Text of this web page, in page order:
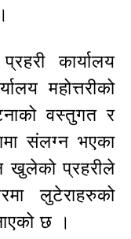
कार्यालय
महोत्तरीको
वस्तुगत र
संलग्न भएका
खुलेको प्रहरीले
लुटेराहरुको
छ ।